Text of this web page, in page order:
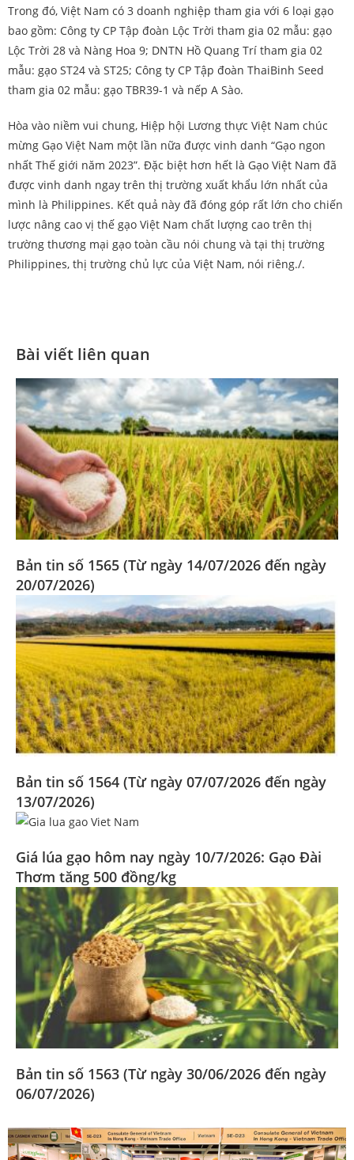
Trong đó, Việt Nam có 3 doanh nghiệp tham gia với 6 loại gạo
bao gồm: Công ty CP Tập đoàn Lộc Trời tham gia 02 mẫu: gạo
Lộc Trời 28 và Nàng Hoa 9; DNTN Hồ Quang Trí tham gia 02
mẫu: gạo ST24 và ST25; Công ty CP Tập đoàn ThaiBinh Seed
tham gia 02 mẫu: gạo TBR39-1 và nếp A Sào.
Hòa vào niềm vui chung, Hiệp hội Lương thực Việt Nam chúc
mừng Gạo Việt Nam một lần nữa được vinh danh “Gạo ngon
nhất Thế giới năm 2023”. Đặc biệt hơn hết là Gạo Việt Nam đã
được vinh danh ngay trên thị trường xuất khẩu lớn nhất của
mình là Philippines. Kết quả này đã đóng góp rất lớn cho chiến
lược nâng cao vị thế gạo Việt Nam chất lượng cao trên thị
trường thương mại gạo toàn cầu nói chung và tại thị trường
Philippines, thị trường chủ lực của Việt Nam, nói riêng./.
Bài viết liên quan
Bản tin số 1565 (Từ ngày 14/07/2026 đến ngày
20/07/2026)
Bản tin số 1564 (Từ ngày 07/07/2026 đến ngày
13/07/2026)
Giá lúa gạo hôm nay ngày 10/7/2026: Gạo Đài
Thơm tăng 500 đồng/kg
Bản tin số 1563 (Từ ngày 30/06/2026 đến ngày
06/07/2026)